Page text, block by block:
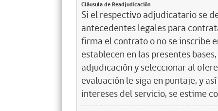
Cláusula de Readjudicación
Si el respectivo adjudicatario se
antecedentes legales para
firma el contrato o no se inscribe
establecen en las presentes
adjudicación y seleccionar al
evaluación le siga en puntaje, y
intereses del servicio, se estime